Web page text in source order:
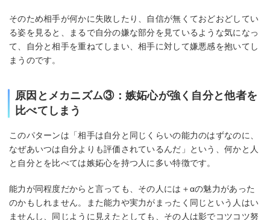
そのため相手が何かに失敗したり、自信が無くておどおどしてい
る姿を見ると、まるで自分の嫌な部分を見ているような気になっ
て、自分と相手を重ねてしまい、相手に対して嫌悪感を抱いてし
まうのです。
原因とメカニズム③：嫉妬心が強く自分と他者を
比べてしまう
このパターンは「相手は自分と同じくらいの能力のはずなのに、
なぜあいつは自分よりも評価されているんだ」という、何かと人
と自分とを比べては嫉妬心を持つ人に多い特徴です。
能力が同程度だからと言っても、その人には＋αの魅力があった
のかもしれません。また能力や実力がまったく同じという人はい
ませんし、同じように見えたとしても、その人は影でコツコツ努